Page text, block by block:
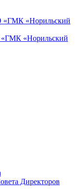
«ГМК «Норильский
«Норильский
Директоров